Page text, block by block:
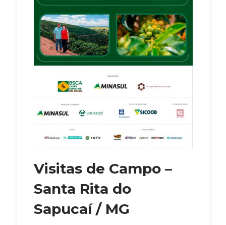
Visitas de Campo –
Santa Rita do
Sapucaí / MG